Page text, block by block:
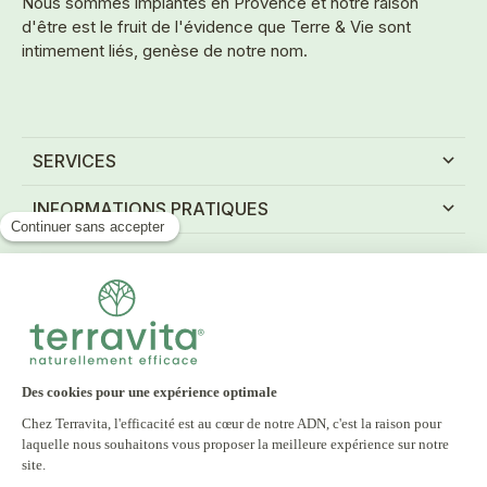
d'être est le fruit de l'évidence que Terre & Vie sont
intimement liés, genèse de notre nom.
SERVICES
INFORMATIONS PRATIQUES
NEWSLETTER
Inscrivez-vous à notre newsletter et recevez tous
nos bons plans
S'INSCRIRE